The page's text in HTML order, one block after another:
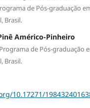
de Pós-graduação
Brasil.
Américo-Pinheiro
de Pós-graduação
Brasil.
10.17271/